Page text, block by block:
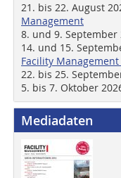
21. bis 22. August
Management
8. und 9. September
14. und 15.
Facility Management
22. bis 25.
5. bis 7. Oktober
Mediadaten